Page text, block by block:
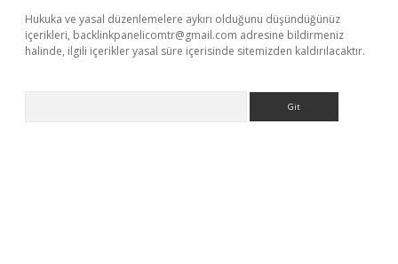
Hukuka ve yasal düzenlemelere aykırı olduğunu düşündüğünüz
içerikleri, backlinkpanelicomtr@gmail.com adresine bildirmeniz
halinde, ilgili içerikler yasal süre içerisinde sitemizden kaldırılacaktır.